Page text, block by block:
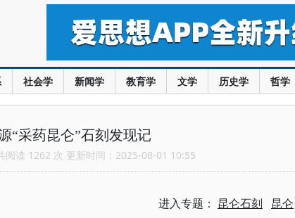
社会学 新闻学 教育学 文学 历史学 哲学
“采药昆仑”石刻发现记
阅读 1262 次 更新时间：2025-08-01 10:55
进入专题： 昆仑石刻 昆仑